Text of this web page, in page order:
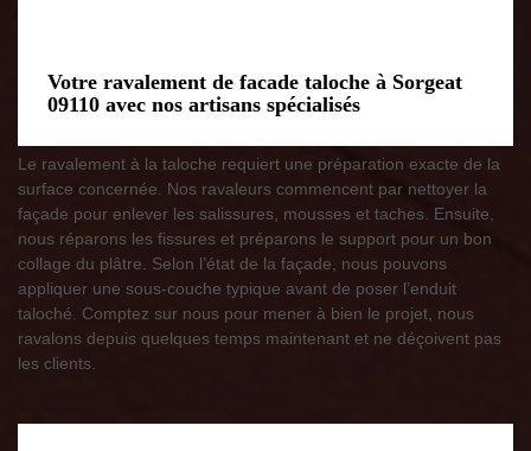
Votre ravalement de facade taloche à Sorgeat
09110 avec nos artisans spécialisés
Le ravalement à la taloche requiert une préparation exacte de la
surface concernée. Nos ravaleurs commencent par nettoyer la
façade pour enlever les salissures, mousses et taches. Ensuite,
nous réparons les fissures et préparons le support pour un bon
collage du plâtre. Selon l’état de la façade, nous pouvons
appliquer une sous-couche typique avant de poser l’enduit
taloché. Comptez sur nous pour mener à bien le projet, nous
ravalons depuis quelques temps maintenant et ne déçoivent pas
les clients.